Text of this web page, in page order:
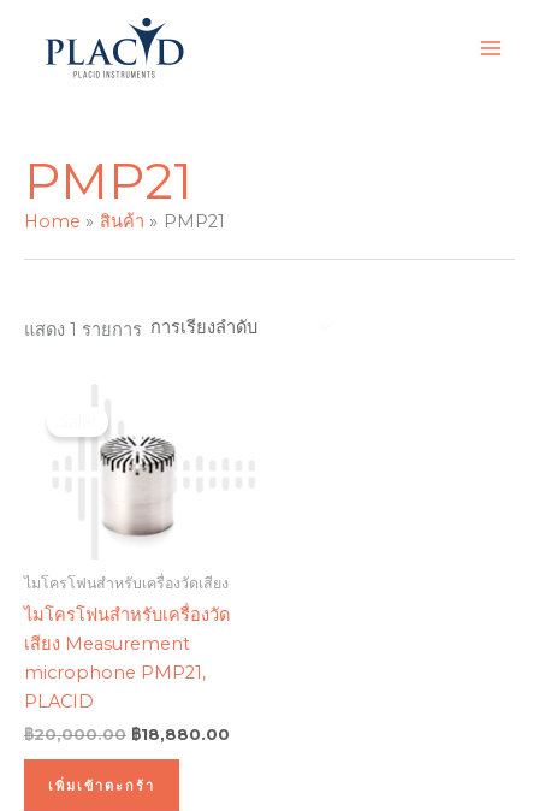
content
PMP21
Home สินค้า PMP21
แสดง 1 รายการ
ไมโครโฟนสำหรับเครื่องวัดเสียง
ไมโครโฟนสำหรับเครื่องวัด
เสียง Measurement
microphone PMP21,
PLACID
฿20,000.00
was:
฿20,000.00.
฿18,880.00
เพิ่มเข้าตะกร้า